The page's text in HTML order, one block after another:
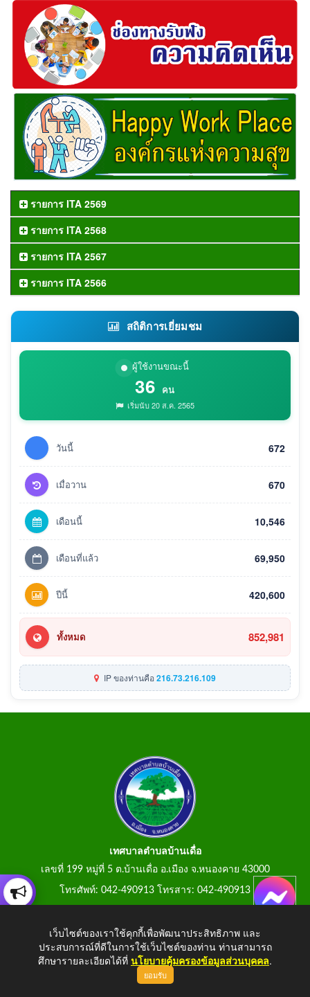
รายการ ITA 2569
รายการ ITA 2568
รายการ ITA 2567
รายการ ITA 2566
สถิติการเยี่ยมชม
ผู้ใช้งานขณะนี้
36 คน
เริ่มนับ 20 ส.ค. 2565
วันนี้ 672
เมื่อวาน 670
เดือนนี้ 10,546
เดือนที่แล้ว 69,950
ปีนี้ 420,600
ทั้งหมด 852,981
IP ของท่านคือ216.73.216.109
เทศบาลตำบลบ้านเดื่อ
เลขที่ 199 หมู่ที่ 5 ต.บ้านเดื่อ อ.เมือง จ.หนองคาย 43000
โทรศัพท์: 042-490913 โทรสาร: 042-490913
Copyright © 2026 All Right Resive
เว็บไซต์ของเราใช้คุกกี้เพื่อพัฒนาประสิทธิภาพ และ
ประสบการณ์ที่ดีในการใช้เว็บไซต์ของท่าน ท่านสามารถ
ศึกษารายละเอียดได้ที่ นโยบายคุ้มครองข้อมูลส่วนบุคคล.
ยอมรับ